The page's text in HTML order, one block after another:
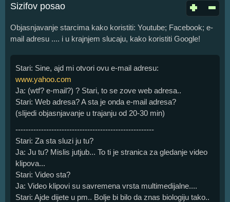
Sizifov posao
Objasnjavanje starcima kako koristiti: Youtube; Facebook; e-
mail adresu .... i u krajnjem slucaju, kako koristiti Google!
Stari: Sine, ajd mi otvori ovu e-mail adresu:
www.yahoo.com
Ja: (wtf? e-mail?) ? Stari, to se zove web adresa..
Stari: Web adresa? A sta je onda e-mail adresa?
(slijedi objasnjavanje u trajanju od 20-30 min)
------------------------------------------------------
Stari: Za sta sluzi ju tu?
Ja: Ju tu? Mislis jutjub... To ti je stranica za gledanje video
klipova...
Stari: Video sta?
Ja: Video klipovi su savremena vrsta multimedijalne....
Stari: Ajde dijete u pm.. Bolje bi bilo da znas biologiju tako..